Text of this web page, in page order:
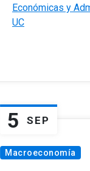
Económicas y
UC
5 SEP
Macroeconomía